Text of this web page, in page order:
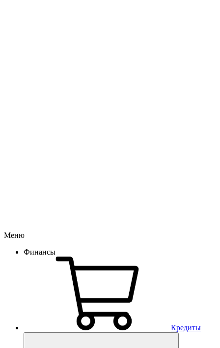
Меню
Финансы
Кредиты